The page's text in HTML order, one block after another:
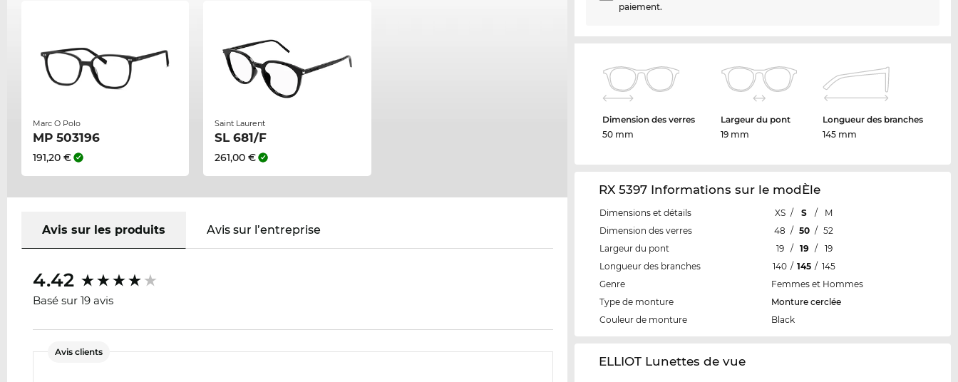
Marc O Polo
MP 503196
191,20 €
Saint Laurent
SL 681/F
261,00 €
Avis sur les produits Avis sur l’entreprise
4.42
Basé sur 19 avis
Avis clients
paiement.
Dimension des verres
50 mm
Largeur du pont
19 mm
Longueur des branches
145 mm
RX 5397 Informations sur le modÈle
Dimensions et détails XS / S /
M
Dimension des verres
48 / 50 / 52
Largeur du pont
19 / 19 /
19
Longueur des branches
140 / 145 / 145
Genre
Femmes et Hommes
Type de monture
Monture cerclée
Couleur de monture
Black
‌ELLIOT Lunettes de vue